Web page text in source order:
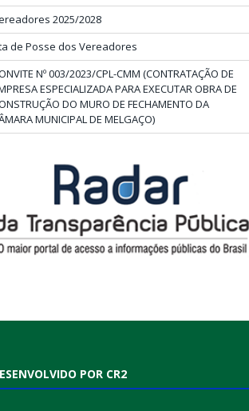
2025/2028
de Posse dos Vereadores
Nº 003/2023/CPL-CMM (CONTRATAÇÃO DE
ESPECIALIZADA PARA EXECUTAR OBRA DE
DO MURO DE FECHAMENTO DA
MUNICIPAL DE MELGAÇO)
POR CR2